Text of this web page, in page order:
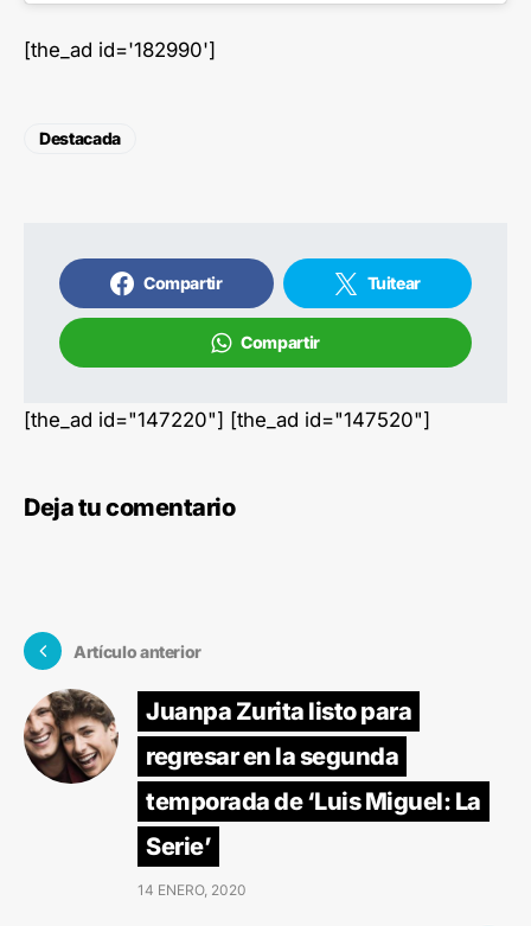
[the_ad id='182990']
Destacada
Compartir Tuitear
Compartir
[the_ad id="147220"] [the_ad id="147520"]
Deja tu comentario
Artículo anterior
Juanpa Zurita listo para
regresar en la segunda
temporada de ‘Luis Miguel: La
Serie’
14 ENERO, 2020